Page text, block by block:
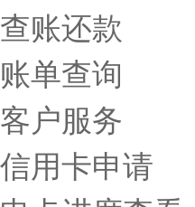
查账还款
账单查询
客户服务
信用卡申请